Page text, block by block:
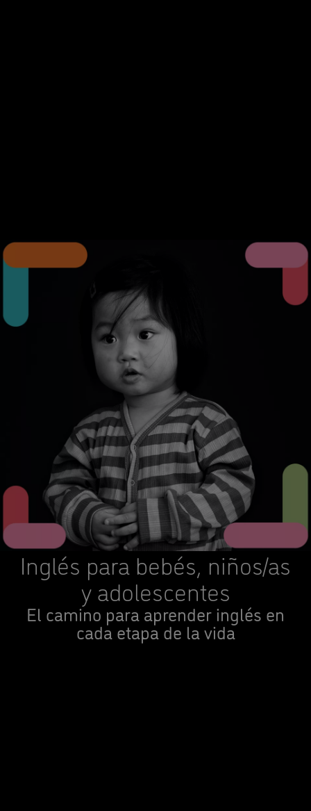
Inglés para bebés, niños/as
y adolescentes
El camino para aprender inglés en
cada etapa de la vida